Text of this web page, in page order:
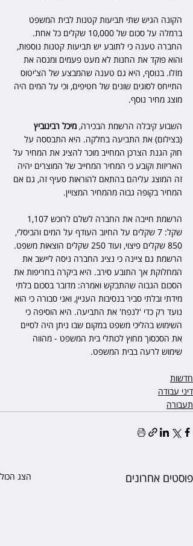
הקונה הגיש שתי תביעות קטנות לבית המשפט
ברמלה על סכום של 10,000 שקלים כל אחת.
החברה טענה כי לתובע יש תביעות קטנות נוספות,
והוא פוקד את החנות לא מעט פעמים ומנסה את
מזלו. בנוסף, היא גם טענה שהמבצע של הצ'יטוס
התייחס לסוגים שונים של חטיפים, וכי על המים היה
מוצג מחיר נוסף.
השבוע קיבלה הרשמת הבכירה, מיכל רבינוביץ
(בצילום) את התביעה בחלקה. היא התבססה על
חוק הגנת הצרכן המחייב מוכר להציג את המחיר על
האריזות וקובע כי המחיר המחייב של המוצרים יהיה
זה המוצג עליהם בהתאם להוראות סעיף זה, גם אם
המחיר בקופה גבוה מהמחיר המצויין.
שקל: 7 שקלים על החיוב העודף על המים והביסלי,
850 שקלים פיצוי, ועוד 250 שקלים הוצאות משפט.
הרשמת גם ציינה כי נציג החברה ניסה ליישב את
המחלוקת אך התובע סירב. היא ביקרה בחריפות את
הסכום הגבוה שהתבקש ואמרה: מדובר בסכום בלתי
מידתי ובלתי סביר בנסיבות העניין, ואני סבורה כי הוא
נועד רק כדי 'לנפח' את התביעה. היא הוסיפה כי
השימוש בהליכי משפט במקום שבו ניתן היה לסיים
את הסכסוך מחוץ לכותלי בית המשפט - מהווה
שימוש לרעה בבית המשפט.
חדשות
דיני עבודה
תעבורה
פוסטים אחרונים הצג הכול